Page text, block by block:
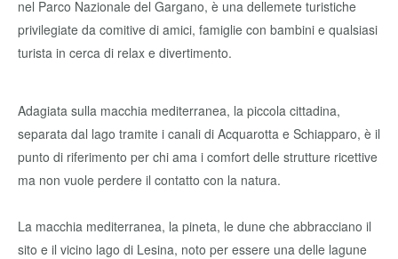
nel Parco Nazionale del Gargano, è una dellemete turistiche
privilegiate da comitive di amici, famiglie con bambini e qualsiasi
turista in cerca di relax e divertimento.
Adagiata sulla macchia mediterranea, la piccola cittadina,
separata dal lago tramite i canali di Acquarotta e Schiapparo, è il
punto di riferimento per chi ama i comfort delle strutture ricettive
ma non vuole perdere il contatto con la natura.
La macchia mediterranea, la pineta, le dune che abbracciano il
sito e il vicino lago di Lesina, noto per essere una delle lagune